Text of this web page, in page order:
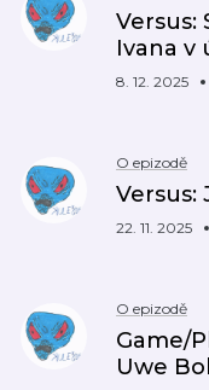
Versus:
Ivana v
8. 12. 2025
O epizodě
Versus:
22. 11. 2025
O epizodě
Game/
Uwe